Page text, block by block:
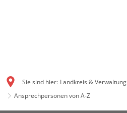
Sie sind hier: Landkreis & Verwaltung
Ansprechpersonen von A-Z